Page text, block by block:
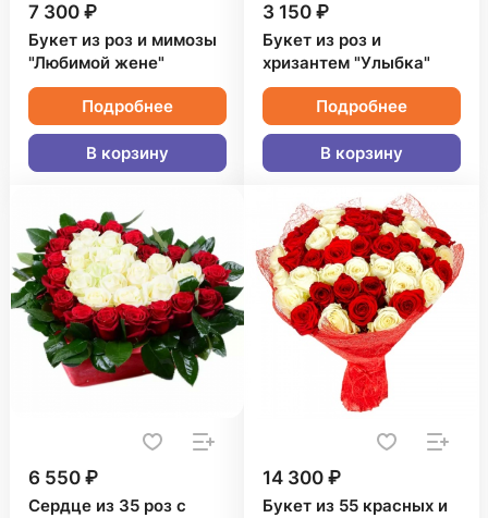
7 300 ₽
Букет из роз и мимозы
"Любимой жене"
Подробнее
В корзину
3 150 ₽
Букет из роз и
хризантем "Улыбка"
Подробнее
В корзину
6 550 ₽
Сердце из 35 роз с
14 300 ₽
Букет из 55 красных и